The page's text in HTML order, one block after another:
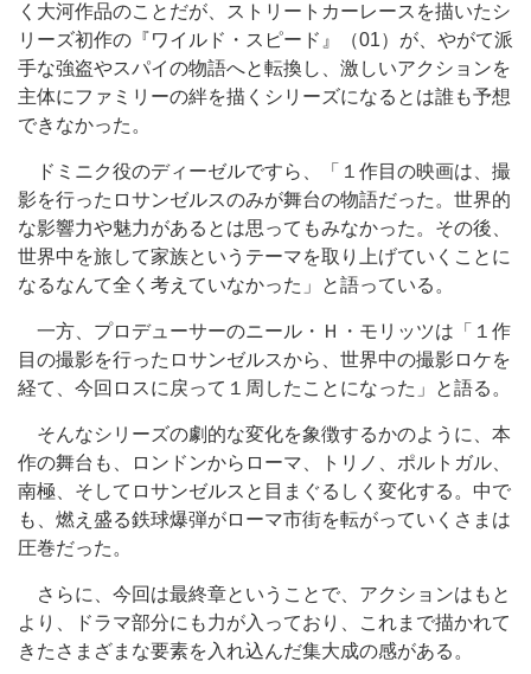
く大河作品のことだが、ストリートカーレースを描いたシ
リーズ初作の『ワイルド・スピード』（01）が、やがて派
手な強盗やスパイの物語へと転換し、激しいアクションを
主体にファミリーの絆を描くシリーズになるとは誰も予想
できなかった。
ドミニク役のディーゼルですら、「１作目の映画は、撮
影を行ったロサンゼルスのみが舞台の物語だった。世界的
な影響力や魅力があるとは思ってもみなかった。その後、
世界中を旅して家族というテーマを取り上げていくことに
なるなんて全く考えていなかった」と語っている。
一方、プロデューサーのニール・Ｈ・モリッツは「１作
目の撮影を行ったロサンゼルスから、世界中の撮影ロケを
経て、今回ロスに戻って１周したことになった」と語る。
そんなシリーズの劇的な変化を象徴するかのように、本
作の舞台も、ロンドンからローマ、トリノ、ポルトガル、
南極、そしてロサンゼルスと目まぐるしく変化する。中で
も、燃え盛る鉄球爆弾がローマ市街を転がっていくさまは
圧巻だった。
さらに、今回は最終章ということで、アクションはもと
より、ドラマ部分にも力が入っており、これまで描かれて
きたさまざまな要素を入れ込んだ集大成の感がある。